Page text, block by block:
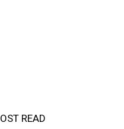
READ